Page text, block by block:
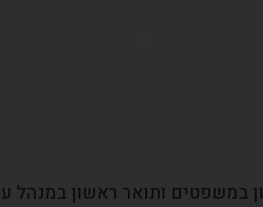
במשפטים ותואר ראשון במנהל